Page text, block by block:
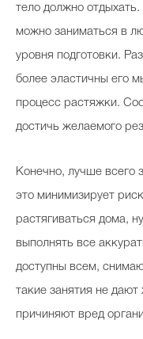
тело должно
можно заниматься в
уровня подготовки.
более эластичны его
процесс растяжки.
достичь желаемого
Конечно, лучше всего
это минимизирует
растягиваться дома,
выполнять все
доступны всем,
такие занятия не дают
причиняют вред